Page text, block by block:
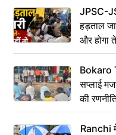
JPSC-
हड़ताल
और होगा
Bokaro
सप्लाई
की
Ranchi